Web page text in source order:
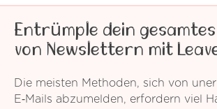
Entrümple dein
von Newslettern mit
Die meisten Methoden, sich von
E‑Mails abzumelden, erfordern viel